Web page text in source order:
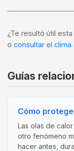
¿Te resultó útil esta
o consultar el clima
Guías
Cómo
Las olas de
otro fenómeno
hacer antes,